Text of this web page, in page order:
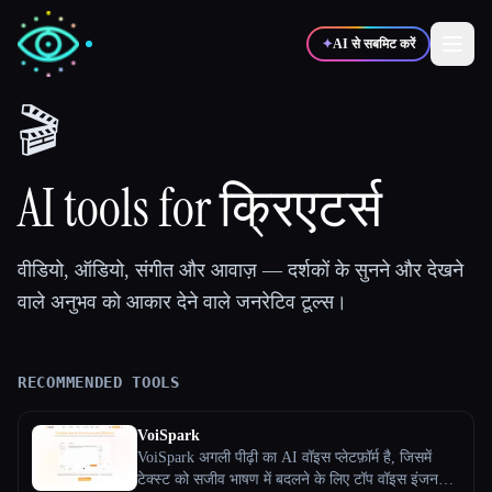
✦AI से सबमिट करें
✍️
💻 📈 मार्केटर्स
🎓विद्यार्थी 🎬क्रिएटर्स
ब्लॉग
टूल्स की तुलना करें
🎬
AI tools for क्रिएटर्स
वीडियो, ऑडियो, संगीत और आवाज़ — दर्शकों के सुनने और देखने
वाले अनुभव को आकार देने वाले जनरेटिव टूल्स।
RECOMMENDED TOOLS
VoiSpark
VoiSpark अगली पीढ़ी का AI वॉइस प्लेटफ़ॉर्म है, जिसमें
टेक्स्ट को सजीव भाषण में बदलने के लिए टॉप वॉइस इंजन